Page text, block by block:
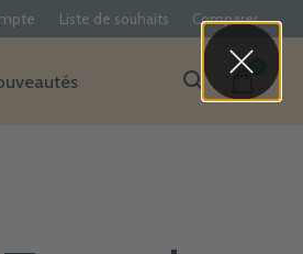
Liste de souhaits Comparer
items